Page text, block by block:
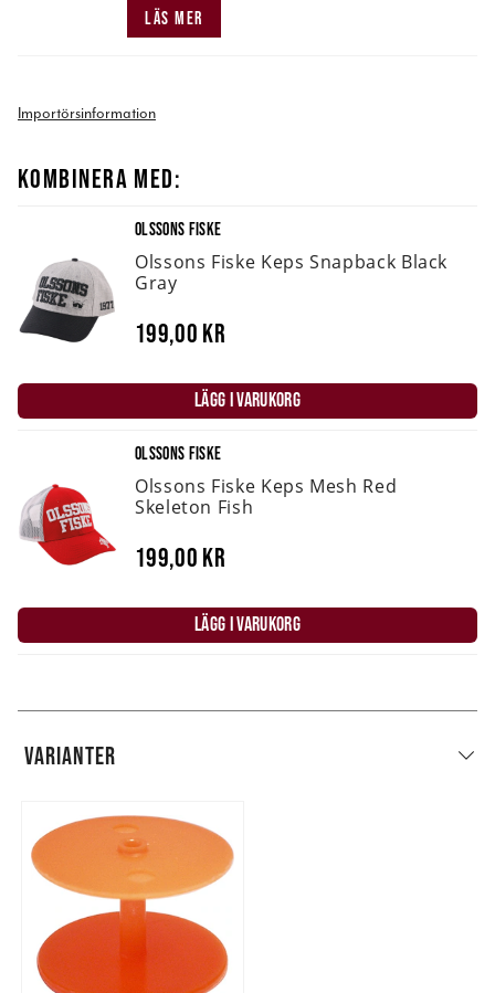
LÄS MER
Importörsinformation
KOMBINERA MED:
OLSSONS FISKE
Olssons Fiske Keps Snapback Black
Gray
199,00 kr
LÄGG I VARUKORG
OLSSONS FISKE
Olssons Fiske Keps Mesh Red
Skeleton Fish
199,00 kr
LÄGG I VARUKORG
VARIANTER